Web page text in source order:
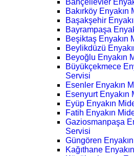
Bahçelievler
Bakırköy
Başakşehir
Bayrampaşa
Beşiktaş Enyakın
Beylikdüzü
Beyoğlu Enyakın
Büyükçekmece
Servisi
Esenler Enyakın
Esenyurt
Eyüp Enyakın
Fatih Enyakın
Gaziosmanpaşa
Servisi
Güngören
Kağıthane